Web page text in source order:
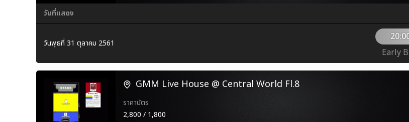
วันที่แสดง
วันพุธที่ 31 ตุลาคม 2561
Early
GMM Live House @ Central World Fl.8
ราคาบัตร
2,800 / 1,800